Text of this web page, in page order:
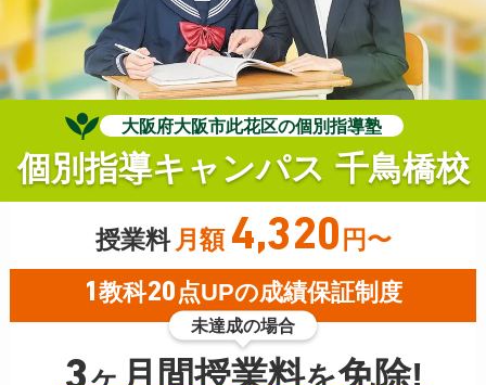
大阪府大阪市此花区の個別指導塾
個別指導キャンパス 千鳥橋校
授業料 月額 4,320 円〜
1 教科20 点UPの成績保証制度
未達成の場合
ヶ月間授業料を免除!